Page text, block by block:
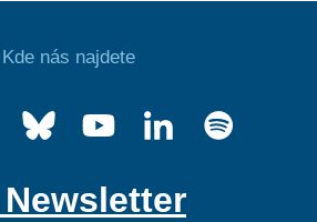
Kde nás najdete
Newsletter